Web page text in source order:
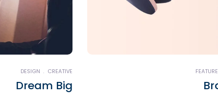
CREATIVE
DESIGN
Dream Big